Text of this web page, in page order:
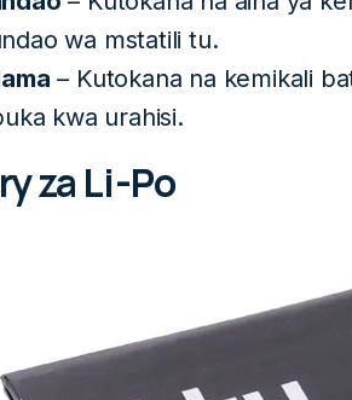
wa mstatili tu.
– Kutokana na kemikali
kwa urahisi.
za Li-Po